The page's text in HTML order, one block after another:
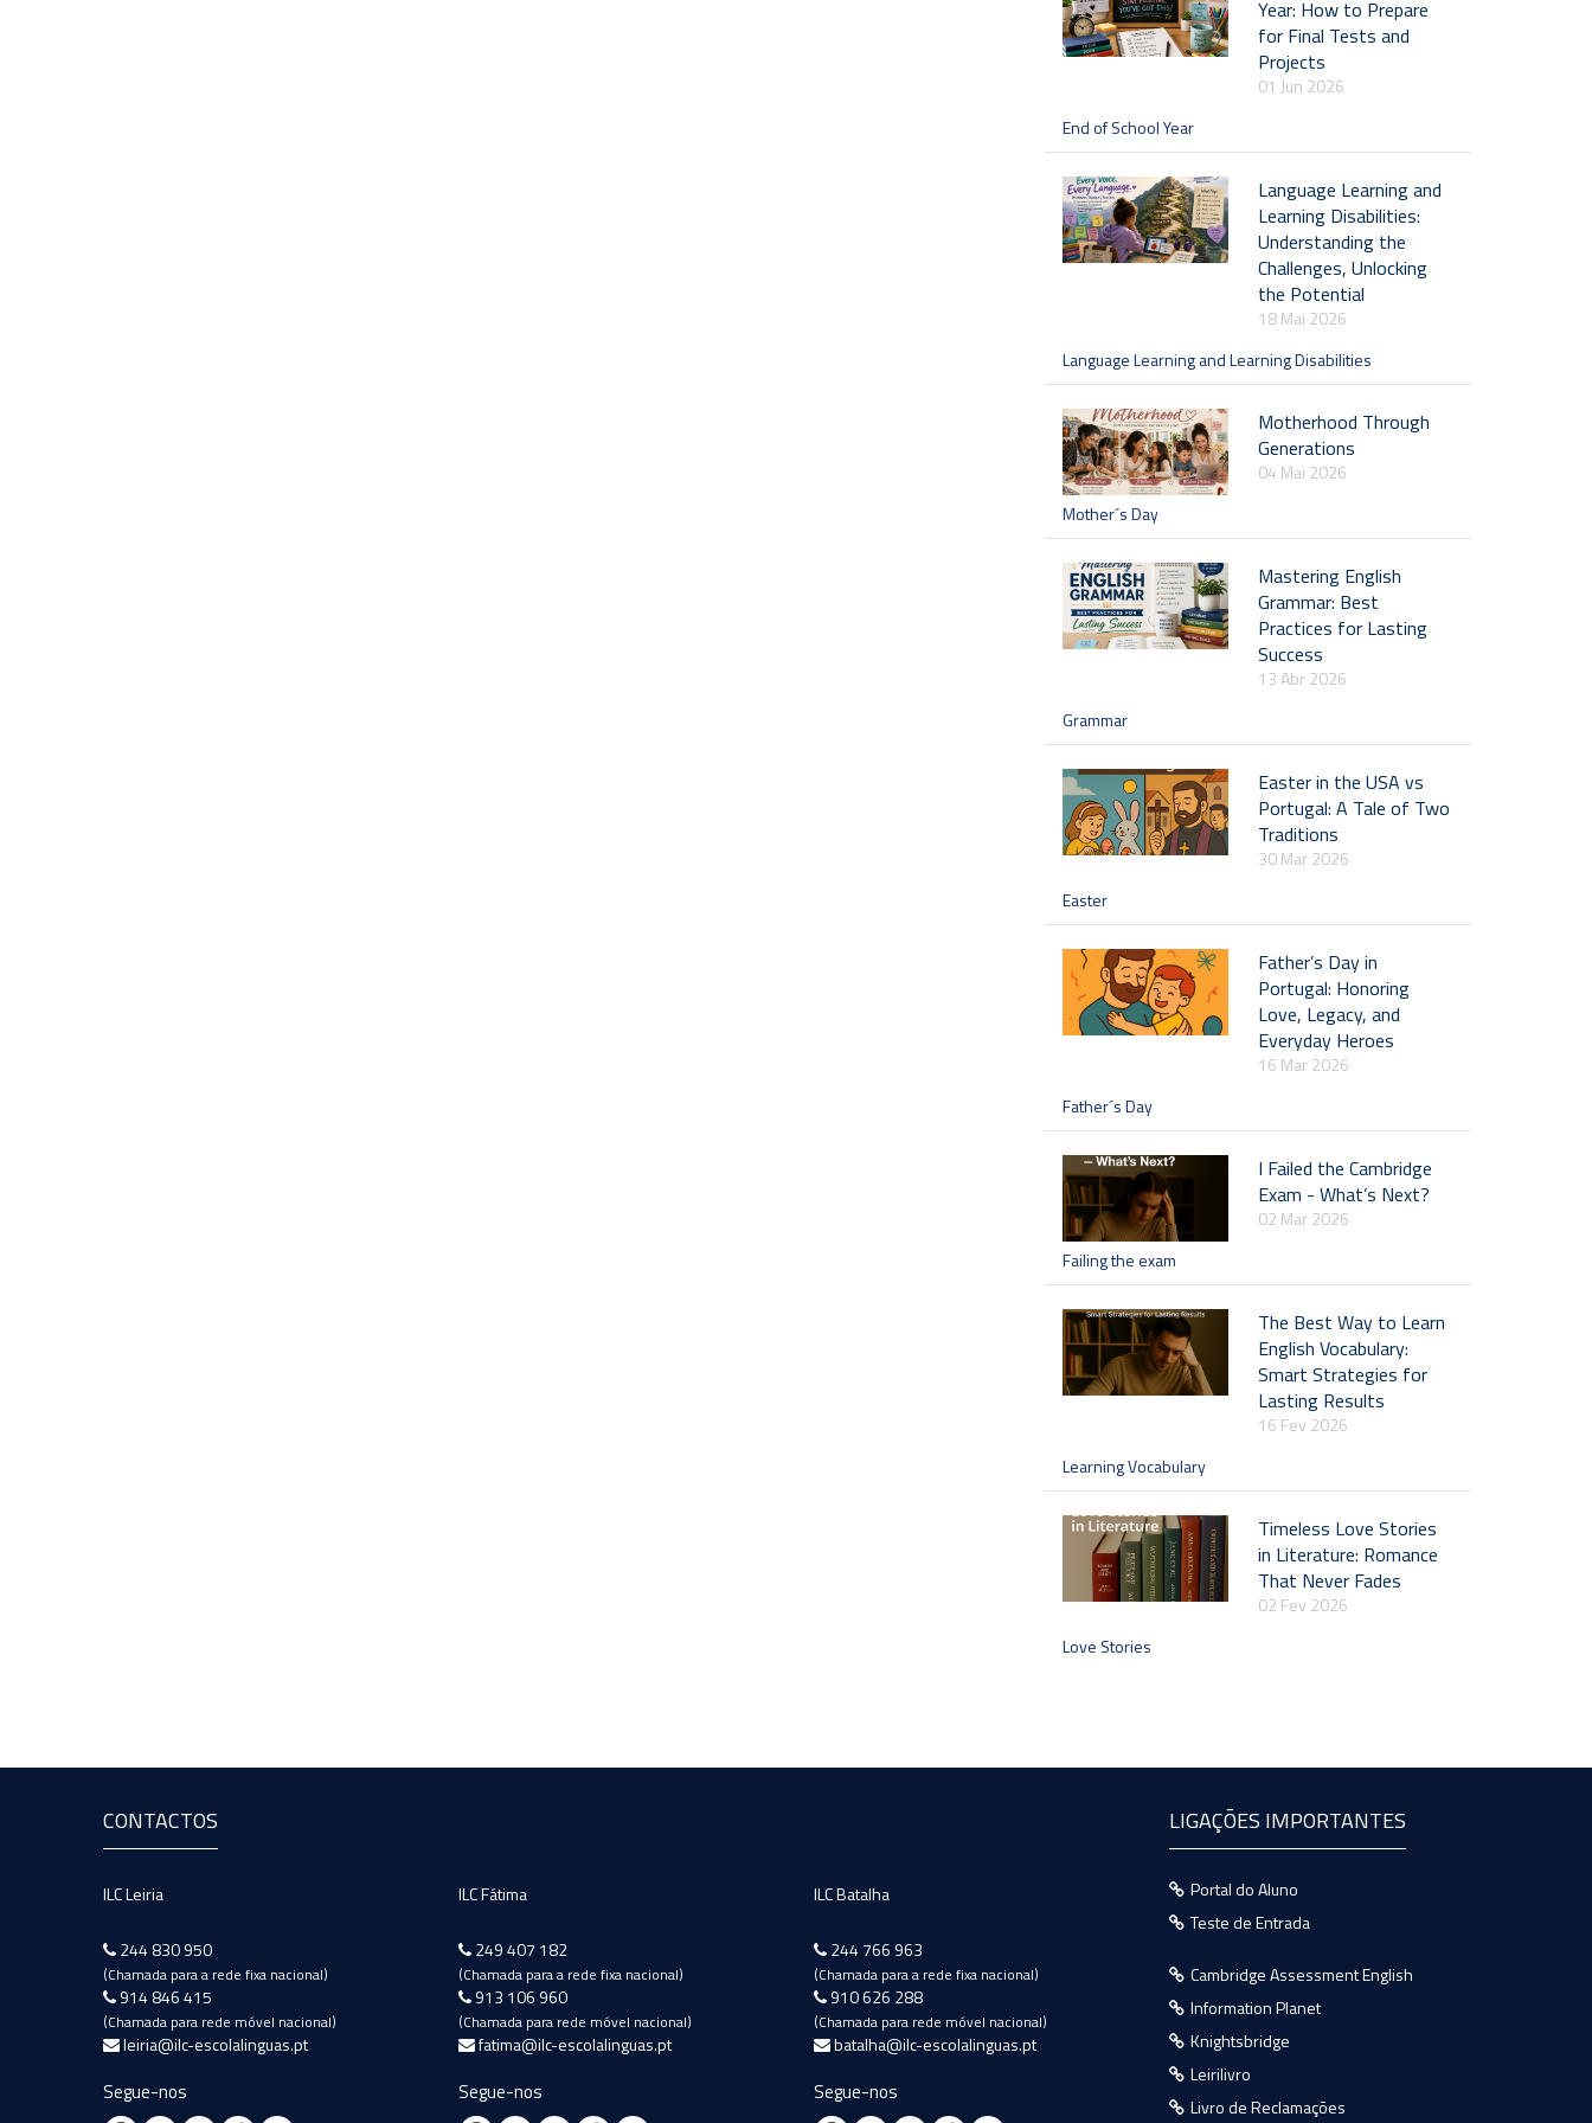
Year: How to Prepare
for Final Tests and
Projects
01 Jun 2026
End of School Year
Language Learning and
Learning Disabilities:
Understanding the
Challenges, Unlocking
the Potential
18 Mai 2026
Language Learning and Learning Disabilities
Motherhood Through
Generations
04 Mai 2026
Mother´s Day
Mastering English
Grammar: Best
Practices for Lasting
Success
13 Abr 2026
Grammar
Easter in the USA vs
Portugal: A Tale of Two
Traditions
30 Mar 2026
Easter
Father’s Day in
Portugal: Honoring
Love, Legacy, and
Everyday Heroes
16 Mar 2026
Father´s Day
I Failed the Cambridge
Exam - What’s Next?
02 Mar 2026
Failing the exam
The Best Way to Learn
English Vocabulary:
Smart Strategies for
Lasting Results
16 Fev 2026
Learning Vocabulary
Timeless Love Stories
in Literature: Romance
That Never Fades
02 Fev 2026
Love Stories
CONTACTOS
ILC Leiria
244 830 950
(Chamada para a rede fixa nacional)
914 846 415
(Chamada para rede móvel nacional)
leiria@ilc-escolalinguas.pt
Segue-nos
ILC Fátima
249 407 182
(Chamada para a rede fixa nacional)
913 106 960
(Chamada para rede móvel nacional)
fatima@ilc-escolalinguas.pt
Segue-nos
ILC Batalha
244 766 963
(Chamada para a rede fixa nacional)
910 626 288
(Chamada para rede móvel nacional)
batalha@ilc-escolalinguas.pt
Segue-nos
LIGAÇÕES IMPORTANTES
Portal do Aluno
Teste de Entrada
Cambridge Assessment English
Information Planet
Knightsbridge
Leirilivro
Livro de Reclamações